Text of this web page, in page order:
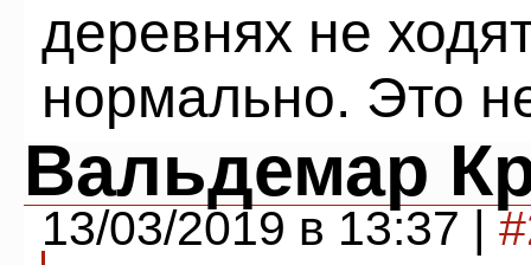
деревнях не
нормально. Это
Вальдемар
13/03/2019 в 13:37 |